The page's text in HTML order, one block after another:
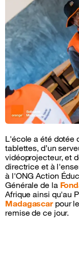
L'école a été dotée
tablettes, d’un
vidéoprojecteur, et
directrice et à
à l'ONG Action
Générale de la
Afrique ainsi qu'au
Madagascar pour
remise de ce jour.